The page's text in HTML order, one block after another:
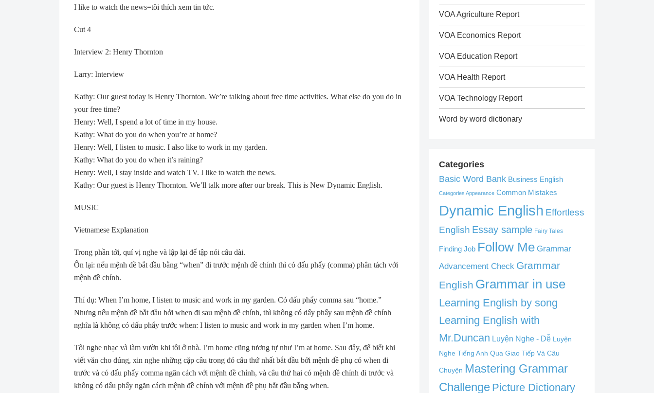
I like to watch the news=tôi thích xem tin tức.
Cut 4
Interview 2: Henry Thornton
Larry: Interview
Kathy: Our guest today is Henry Thornton. We’re talking about free time activities. What else do you do in
your free time?
Henry: Well, I spend a lot of time in my house.
Kathy: What do you do when you’re at home?
Henry: Well, I listen to music. I also like to work in my garden.
Kathy: What do you do when it’s raining?
Henry: Well, I stay inside and watch TV. I like to watch the news.
Kathy: Our guest is Henry Thornton. We’ll talk more after our break. This is New Dynamic English.
MUSIC
Vietnamese Explanation
Trong phần tới, quí vị nghe và lập lại để tập nói câu dài.
Ôn lại: nếu mệnh đề bắt đầu bằng “when” đi trước mệnh đề chính thì có dấu phẩy (comma) phân tách với
mệnh đề chính.
Thí dụ: When I’m home, I listen to music and work in my garden. Có dấu phẩy comma sau “home.”
Nhưng nếu mệnh đề bắt đầu bởi when đi sau mệnh đề chính, thì không có dấy phẩy sau mệnh đề chính
nghĩa là không có dấu phẩy trước when: I listen to music and work in my garden when I’m home.
Tôi nghe nhạc và làm vườn khi tôi ở nhà. I’m home cũng tương tự như I’m at home. Sau đây, để biết khi
viết văn cho đúng, xin nghe những cặp câu trong đó câu thứ nhất bắt đầu bởi mệnh đề phụ có when đi
trước và có dấu phẩy comma ngăn cách với mệnh đề chính, và câu thứ hai có mệnh đề chính đi trước và
không có dấu phẩy ngăn cách mệnh đề chính với mệnh đề phụ bắt đầu bằng when.
VOA Agriculture Report
VOA Economics Report
VOA Education Report
VOA Health Report
VOA Technology Report
Word by word dictionary
Categories
Basic Word Bank Business English
Categories Appearance Common Mistakes
Dynamic English Effortless
English Essay sample Fairy Tales
Finding Job Follow Me Grammar
Advancement Check Grammar
English Grammar in use
Learning English by song
Learning English with
Mr.Duncan Luyện Nghe - Dễ Luyện
Nghe Tiếng Anh Qua Giao Tiếp Và Câu
Chuyện Mastering Grammar
Challenge Picture Dictionary